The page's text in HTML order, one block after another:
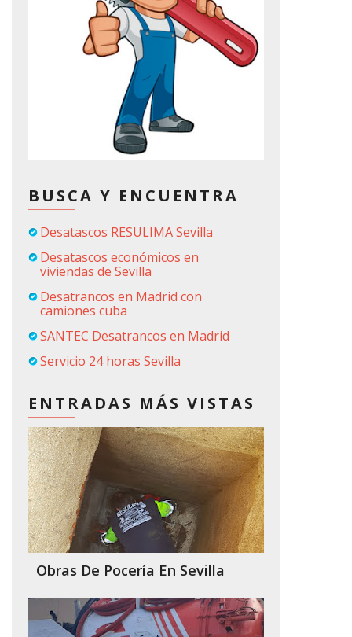
BUSCA Y ENCUENTRA
Desatascos RESULIMA Sevilla
Desatascos económicos en
viviendas de Sevilla
Desatrancos en Madrid con
camiones cuba
SANTEC Desatrancos en Madrid
Servicio 24 horas Sevilla
ENTRADAS MÁS VISTAS
Obras De Pocería En Sevilla